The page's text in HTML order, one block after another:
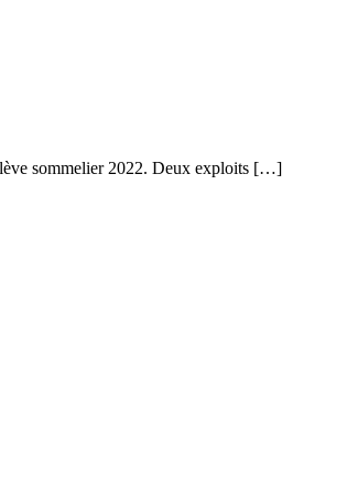
sommelier 2022. Deux exploits […]